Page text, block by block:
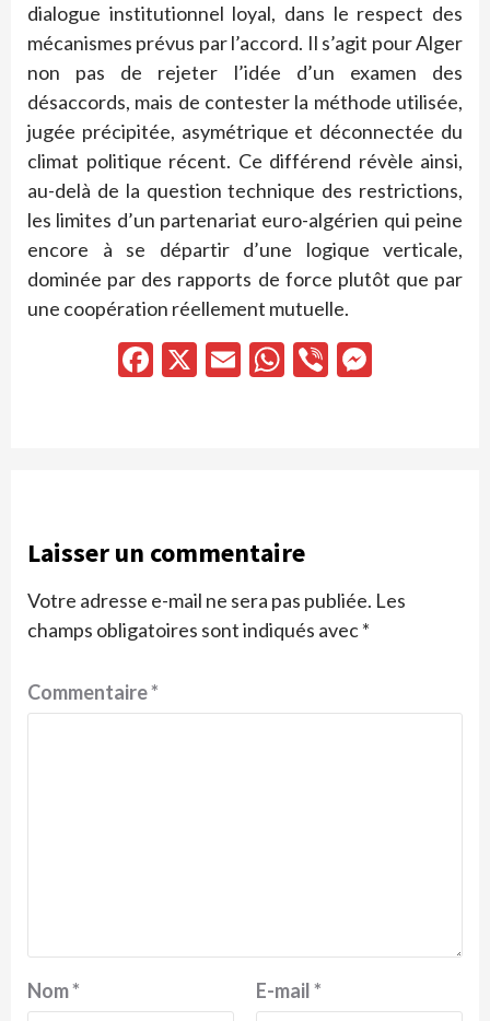
dialogue institutionnel loyal, dans le respect des
mécanismes prévus par l’accord. Il s’agit pour Alger
non pas de rejeter l’idée d’un examen des
désaccords, mais de contester la méthode utilisée,
jugée précipitée, asymétrique et déconnectée du
climat politique récent. Ce différend révèle ainsi,
au-delà de la question technique des restrictions,
les limites d’un partenariat euro-algérien qui peine
encore à se départir d’une logique verticale,
dominée par des rapports de force plutôt que par
une coopération réellement mutuelle.
Facebook
X EmailWhatsApp
Viber
Laisser un commentaire
Votre adresse e-mail ne sera pas publiée. Les
champs obligatoires sont indiqués avec*
Commentaire*
Nom* E-mail*